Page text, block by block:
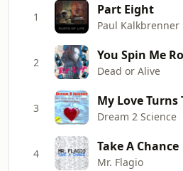
1 Part Eight
Paul Kalkbrenner
2
Dead or Alive
3
Dream 2 Science
4 Take A Chance
Mr. Flagio